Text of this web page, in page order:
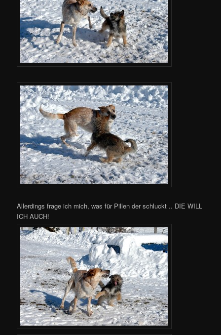
Allerdings frage ich mich, was für Pillen der schluckt .. DIE WILL
ICH AUCH!